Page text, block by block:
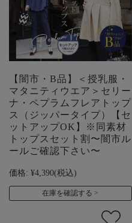
【闇市・B品】＜授乳服・
マタニティウエア＞セリー
ナ・ペプラムフレアトップ
ス（ジッパータイプ）【セ
ットアップOK】※同素材
トップスセット割〜闇市ル
ールご確認下さい〜
価格: ¥4,390(税込)
在庫を確認する